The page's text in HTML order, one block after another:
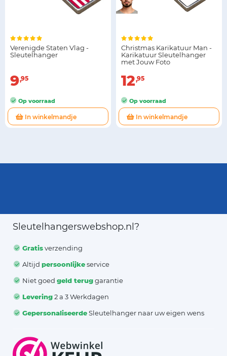
Verenigde Staten Vlag -
Sleutelhanger
9 95
Op voorraad
In winkelmandje
Christmas Karikatuur Man -
Karikatuur Sleutelhanger
met Jouw Foto
12 95
Op voorraad
In winkelmandje
Sleutelhangerswebshop.nl?
Gratisverzending
Altijdpersoonlijkeservice
Niet goedgeld teruggarantie
Levering2 a 3 Werkdagen
GepersonaliseerdeSleutelhanger naar uw eigen wens